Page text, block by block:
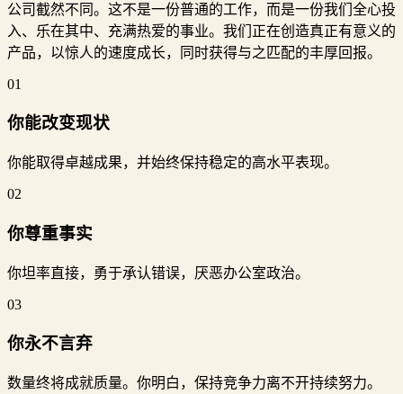
公司截然不同。这不是一份普通的工作，而是一份我们全心投
入、乐在其中、充满热爱的事业。我们正在创造真正有意义的
产品，以惊人的速度成长，同时获得与之匹配的丰厚回报。
01
你能改变现状
你能取得卓越成果，并始终保持稳定的高水平表现。
02
你尊重事实
你坦率直接，勇于承认错误，厌恶办公室政治。
03
你永不言弃
数量终将成就质量。你明白，保持竞争力离不开持续努力。